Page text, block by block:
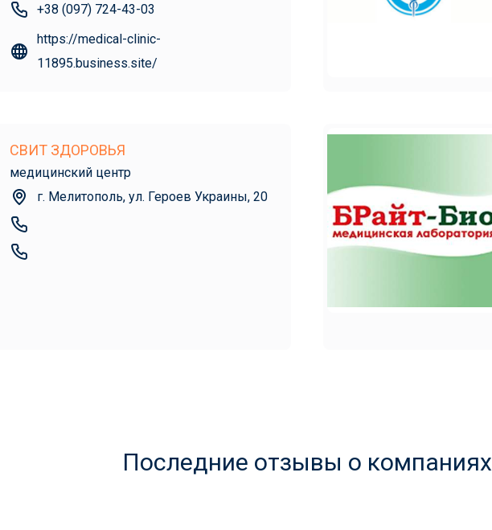
+38 (097) 724-43-03
https://medical-clinic-
11895.business.site/
СВИТ ЗДОРОВЬЯ
медицинский центр
г. Мелитополь, ул. Героев Украины, 20
Последние отзывы о компаниях